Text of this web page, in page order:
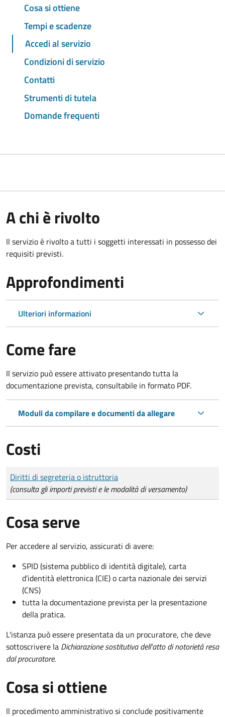
Cosa si ottiene
Tempi e scadenze
Accedi al servizio
Condizioni di servizio
Contatti
Strumenti di tutela
Domande frequenti
A chi è rivolto
Il servizio è rivolto a tutti i soggetti interessati in possesso dei
requisiti previsti.
Approfondimenti
Ulteriori informazioni
Come fare
Il servizio può essere attivato presentando tutta la
documentazione prevista, consultabile in formato PDF.
Moduli da compilare e documenti da allegare
Costi
Tipo di pagamento
Importo
Diritti di segreteria o istruttoria
(consulta gli importi previsti e le modalità di versamento)
Cosa serve
Per accedere al servizio, assicurati di avere:
SPID (sistema pubblico di identità digitale), carta
d’identità elettronica (CIE) o carta nazionale dei servizi
(CNS)
tutta la documentazione prevista per la presentazione
della pratica.
L'istanza può essere presentata da un procuratore, che deve
sottoscrivere la Dichiarazione sostitutiva dell'atto di notorietà resa
dal procuratore.
Cosa si ottiene
Il procedimento amministrativo si conclude positivamente